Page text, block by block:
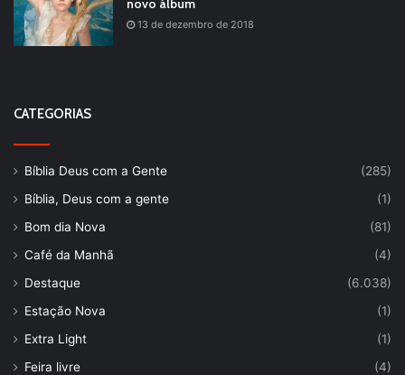
13 de dezembro de 2018
CATEGORIAS
Bíblia Deus com a Gente
(285)
Bíblia, Deus com a gente
(1)
Bom dia Nova
(81)
Café da Manhã
(4)
Destaque
(6.038)
Estação Nova
(1)
Extra Light
(1)
Feira livre
(4)